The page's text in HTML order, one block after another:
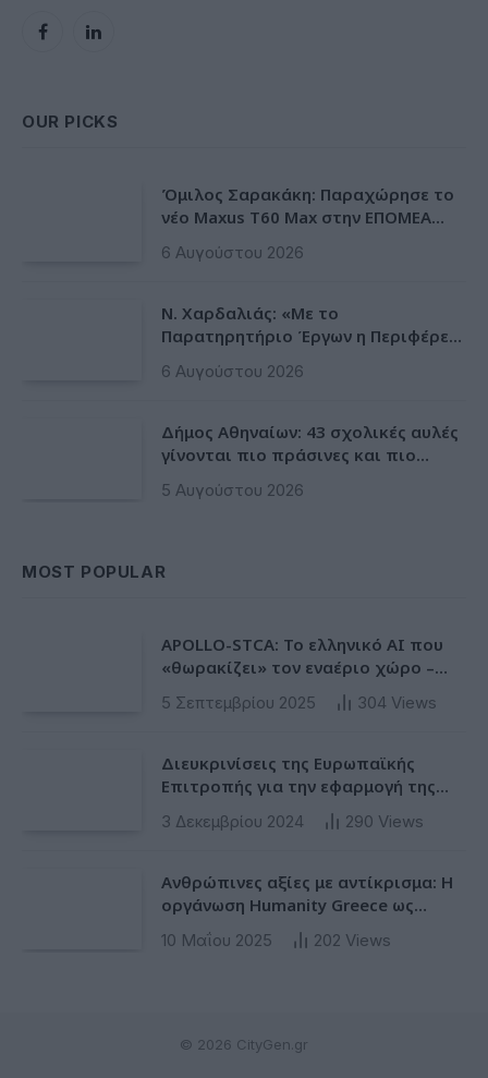
FacebookLinkedIn
OUR PICKS
Όμιλος Σαρακάκη: Παραχώρησε το
νέο Maxus T60 Max στην ΕΠΟΜΕΑ
6 Αυγούστου 2026
Ν. Χαρδαλιάς: «Με το
Παρατηρητήριο Έργων η Περιφέρεια
ψηφιακό εργαλείο λογοδοσίας»
6 Αυγούστου 2026
Δήμος Αθηναίων: 43 σχολικές αυλές
γίνονται πιο πράσινες και πιο
5 Αυγούστου 2026
MOST POPULAR
APOLLO-STCA: Το ελληνικό AI που
«θωρακίζει» τον εναέριο χώρο –
Φως στην έλλειψη ασφάλειας στα
αεροδρόμια
5 Σεπτεμβρίου 2025 304 Views
Διευκρινίσεις της Ευρωπαϊκής
Επιτροπής για την εφαρμογή της
Ταξινόμησης στην Ευρωπαϊκή Ενωση
3 Δεκεμβρίου 2024 290 Views
Ανθρώπινες αξίες με αντίκρισμα: Η
οργάνωση Humanity Greece ως
πρότυπο ESG δράσης για υπεύθυνες
επιχειρήσεις
10 Μαΐου 2025 202 Views
© 2026 CityGen.gr